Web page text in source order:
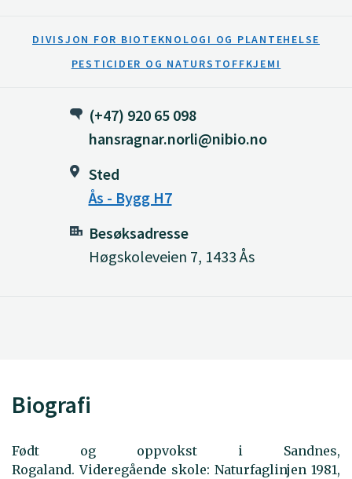
DIVISJON FOR BIOTEKNOLOGI OG PLANTEHELSE
PESTICIDER OG NATURSTOFFKJEMI
(+47) 920 65 098
hansragnar.norli@nibio.no
Sted
Ås - Bygg H7
Besøksadresse
Høgskoleveien 7, 1433 Ås
Biografi
Født og oppvokst i Sandnes,
Rogaland. Videregående skole: Naturfaglinjen 1981,